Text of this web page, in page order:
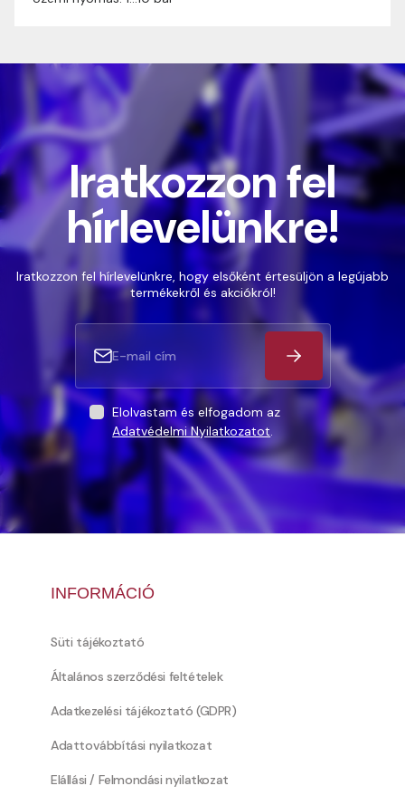
Iratkozzon fel
hírlevelünkre!
Iratkozzon fel hírlevelünkre, hogy elsőként értesüljön a legújabb
termékekről és akciókról!
Elolvastam és elfogadom az
Adatvédelmi Nyilatkozatot.
INFORMÁCIÓ
Süti tájékoztató
Általános szerződési feltételek
Adatkezelési tájékoztató (GDPR)
Adattovábbítási nyilatkozat
Elállási / Felmondási nyilatkozat